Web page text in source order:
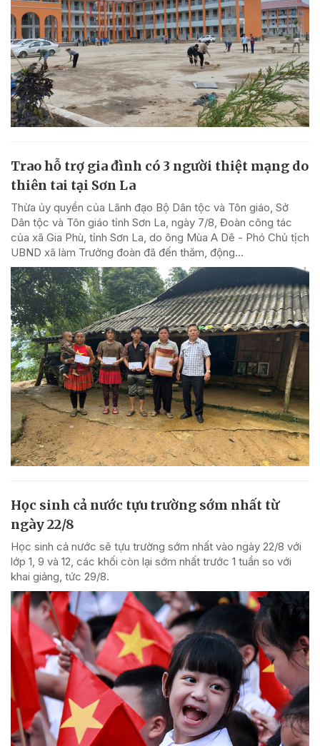
Trao hỗ trợ gia đình có 3 người thiệt mạng do
thiên tai tại Sơn La
Thừa ủy quyền của Lãnh đạo Bộ Dân tộc và Tôn giáo, Sở
Dân tộc và Tôn giáo tỉnh Sơn La, ngày 7/8, Đoàn công tác
của xã Gia Phù, tỉnh Sơn La, do ông Mùa A Dê - Phó Chủ tịch
UBND xã làm Trưởng đoàn đã đến thăm, động...
Học sinh cả nước tựu trường sớm nhất từ
ngày 22/8
Học sinh cả nước sẽ tựu trường sớm nhất vào ngày 22/8 với
lớp 1, 9 và 12, các khối còn lại sớm nhất trước 1 tuần so với
khai giảng, tức 29/8.